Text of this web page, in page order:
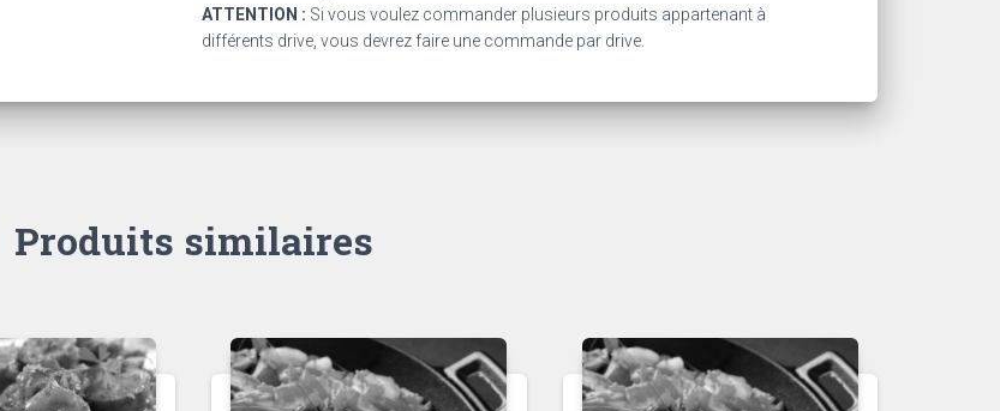
ATTENTION : Si vous voulez commander plusieurs produits appartenant à
différents drive, vous devrez faire une commande par drive.
Produits similaires